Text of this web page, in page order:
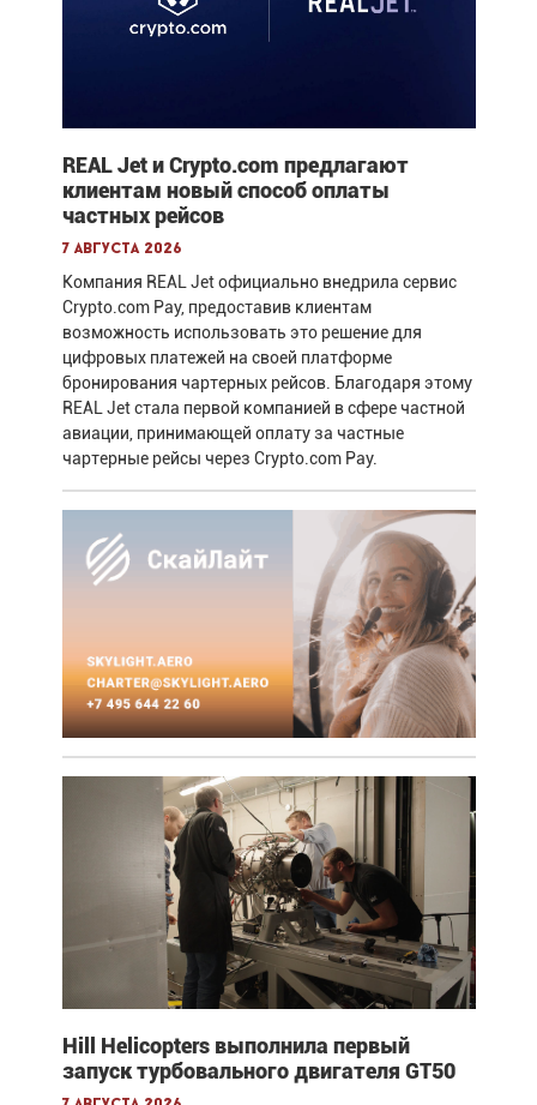
REAL Jet и Crypto.com предлагают
клиентам новый способ оплаты
частных рейсов
7 августа 2026
Компания REAL Jet официально внедрила сервис
Crypto.com Pay, предоставив клиентам
возможность использовать это решение для
цифровых платежей на своей платформе
бронирования чартерных рейсов. Благодаря этому
REAL Jet стала первой компанией в сфере частной
авиации, принимающей оплату за частные
чартерные рейсы через Crypto.com Pay.
Hill Helicopters выполнила первый
запуск турбовального двигателя GT50